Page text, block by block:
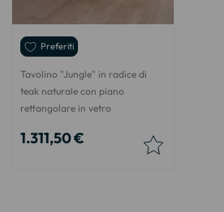
Preferiti
Tavolino "Jungle" in radice di
teak naturale con piano
rettangolare in vetro
1.311,50 €